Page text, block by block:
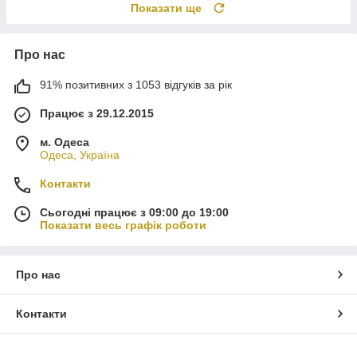
Показати ще
Про нас
91% позитивних з 1053 відгуків за рік
Працює з 29.12.2015
м. Одеса
Одеса, Україна
Контакти
Сьогодні працює з 09:00 до 19:00
Показати весь графік роботи
Про нас
Контакти